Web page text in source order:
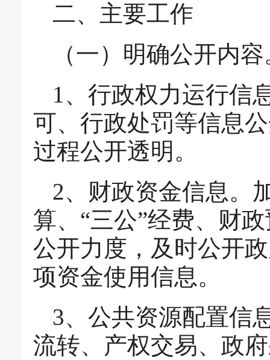
二、主要工作
（一）明确公开内
1、行政权力运行信
可、行政处罚等信息
过程公开透明。
2、财政资金信息。
算、“三公”经费、财
公开力度，及时公开
项资金使用信息。
3、公共资源配置信
流转、产权交易、政